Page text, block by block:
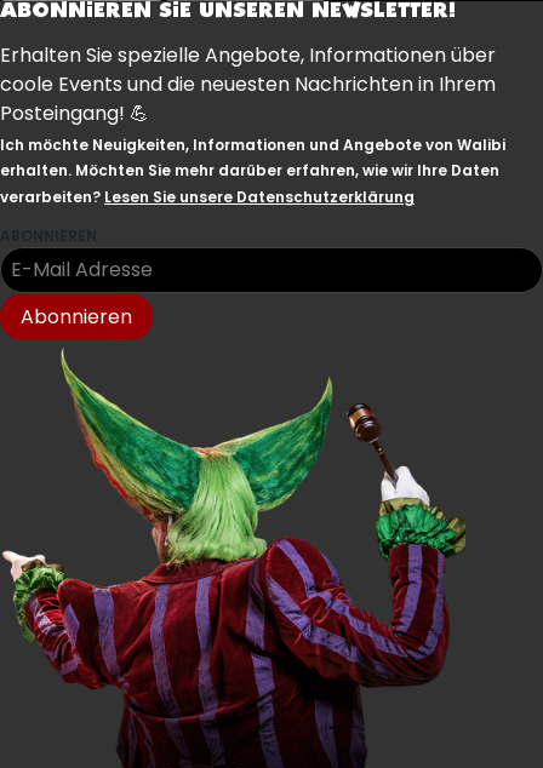
ABONNIEREN SIE UNSEREN NEWSLETTER!
Erhalten Sie spezielle Angebote, Informationen über
coole Events und die neuesten Nachrichten in Ihrem
Posteingang! 💪
Ich möchte Neuigkeiten, Informationen und Angebote von Walibi
erhalten. Möchten Sie mehr darüber erfahren, wie wir Ihre Daten
verarbeiten? Lesen Sie unsere Datenschutzerklärung
Abonnieren